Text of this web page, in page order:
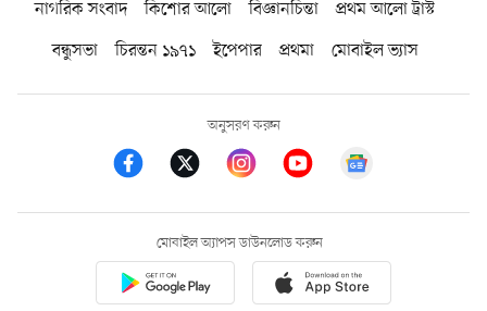
নাগরিক সংবাদ কিশোর আলো বিজ্ঞানচিন্তা
প্রথম আলো ট্রাস্ট
বন্ধুসভা
চিরন্তন ১৯৭১ ইপেপার প্রথমা মোবাইল ভ্যাস
অনুসরণ করুন
মোবাইল অ্যাপস ডাউনলোড করুন